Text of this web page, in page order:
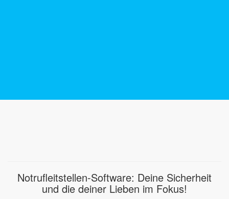
Notrufleitstellen-Software: Deine Sicherheit
und die deiner Lieben im Fokus!